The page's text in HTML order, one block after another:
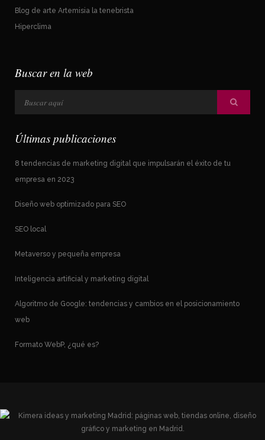
Blog de arte Artemisia la tenebrista
Hiperclima
Buscar en la web
Últimas publicaciones
8 tendencias de marketing digital que impulsarán el éxito de tu
empresa en 2023
Diseño web optimizado para SEO
SEO local
Metaverso y pequeña empresa
Inteligencia artificial y marketing digital
Algoritmo de Google: tendencias y cambios en el posicionamiento
web
Formato WebP, ¿qué es?